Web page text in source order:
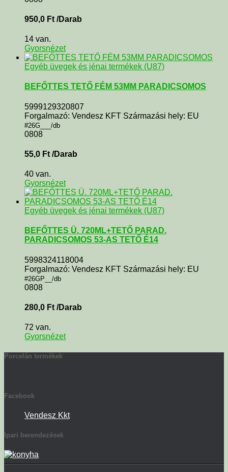
950,0 Ft /Darab
14 van.
Gyorsnézet
Egyéb üvegek és jénai termékek (U87)
BEFŐTTES TETŐ FÉM 53MM PARADICSOMOS
5999129320807
Forgalmazó: Vendesz KFT Származási hely: EU
#26G___/db
0808
55,0 Ft /Darab
40 van.
Gyorsnézet
Egyéb üvegek és jénai termékek (U87)
BEFŐTTES Ü. 720ML+TETŐ PARAD.
PARADICSOMOS 53-AS TETŐ É14
5998324118004
Forgalmazó: Vendesz KFT Származási hely: EU
#26GP__/db
0808
280,0 Ft /Darab
72 van.
Gyorsnézet
Porcelán termékek
Facebook
Vendesz Kkt
Ipari berendezések